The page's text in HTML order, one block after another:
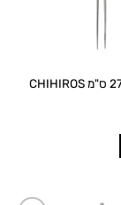
פינצטה ישרה 27 ס"מ CHIHIROS